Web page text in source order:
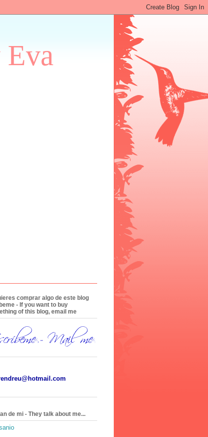
comprar algo de este blog
- If you want to buy
of this blog, email me
de mi - They talk about me...